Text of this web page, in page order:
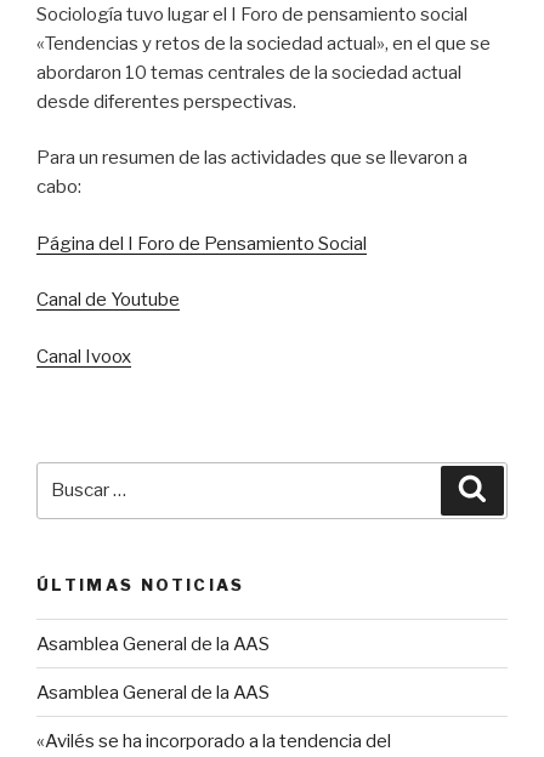
Sociología tuvo lugar el I Foro de pensamiento social
«Tendencias y retos de la sociedad actual», en el que se
abordaron 10 temas centrales de la sociedad actual
desde diferentes perspectivas.
Para un resumen de las actividades que se llevaron a
cabo:
Página del I Foro de Pensamiento Social
Canal de Youtube
Canal Ivoox
ÚLTIMAS NOTICIAS
Asamblea General de la AAS
Asamblea General de la AAS
«Avilés se ha incorporado a la tendencia del